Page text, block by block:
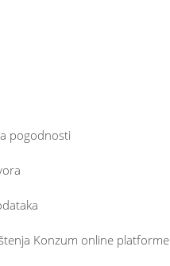
pogodnosti
Konzum online platforme